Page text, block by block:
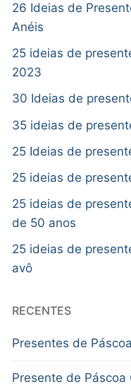
26 Ideias de
Anéis
25 ideias de
2023
30 Ideias de
35 ideias de
25 Ideias de
25 ideias de
25 ideias de
de 50 anos
25 ideias de
avô
RECENTES
Presentes de
Presente de Páscoa